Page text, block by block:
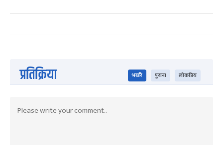
प्रतिक्रिया भर्खरै पुराना लोकप्रिय